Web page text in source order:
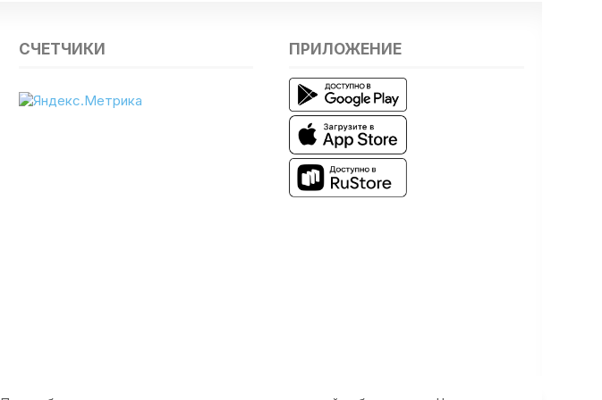
СЧЕТЧИКИ ПРИЛОЖЕНИЕ